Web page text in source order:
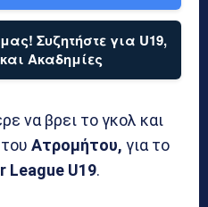
Συζητήστε για U19,
και Ακαδημίες
να βρει το γκολ και
Ατρομήτου, για το
League U19.